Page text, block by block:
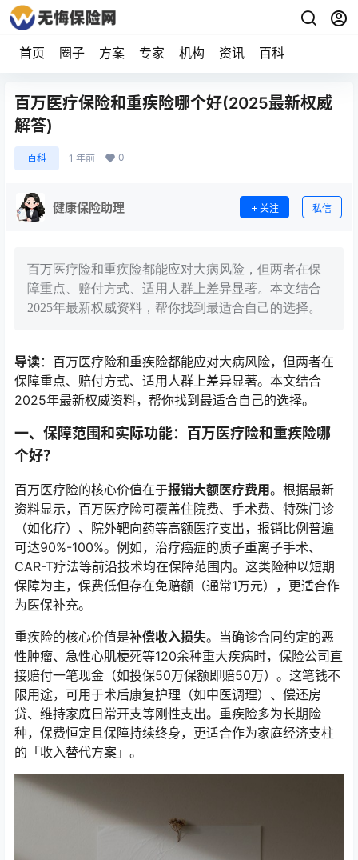
首页 圈子 方案 专家 机构 资讯 百科
百万医疗保险和重疾险哪个好(2025最新权威
解答)
百科 1 年前 0
健康保险助理 关注 私信
百万医疗险和重疾险都能应对大病风险，但两者在保
障重点、赔付方式、适用人群上差异显著。本文结合
2025年最新权威资料，帮你找到最适合自己的选择。
导读：百万医疗险和重疾险都能应对大病风险，但两者在
保障重点、赔付方式、适用人群上差异显著。本文结合
2025年最新权威资料，帮你找到最适合自己的选择。
一、保障范围和实际功能：百万医疗险和重疾险哪
个好？
百万医疗险的核心价值在于报销大额医疗费用。根据最新
资料显示，百万医疗险可覆盖住院费、手术费、特殊门诊
（如化疗）、院外靶向药等高额医疗支出，报销比例普遍
可达90%-100%。例如，治疗癌症的质子重离子手术、
CAR-T疗法等前沿技术均在保障范围内。这类险种以短期
保障为主，保费低但存在免赔额（通常1万元），更适合作
为医保补充。
重疾险的核心价值是补偿收入损失。当确诊合同约定的恶
性肿瘤、急性心肌梗死等120余种重大疾病时，保险公司直
接赔付一笔现金（如投保50万保额即赔50万）。这笔钱不
限用途，可用于术后康复护理（如中医调理）、偿还房
贷、维持家庭日常开支等刚性支出。重疾险多为长期险
种，保费恒定且保障持续终身，更适合作为家庭经济支柱
的「收入替代方案」。